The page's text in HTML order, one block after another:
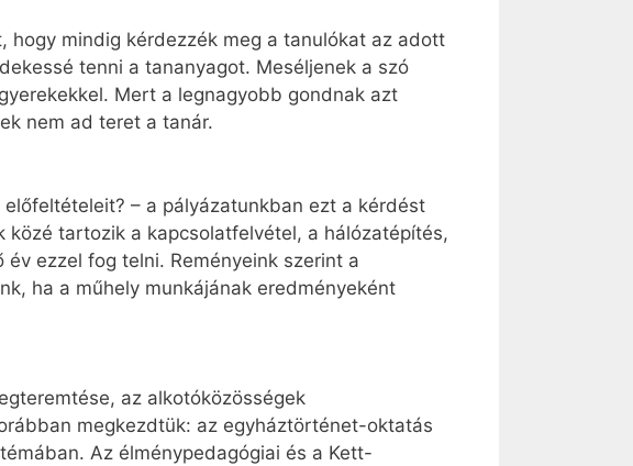
mindig kérdezzék meg a tanulókat az adott
tenni a tananyagot. Meséljenek a szó
Mert a legnagyobb gondnak azt
nem ad teret a tanár.
– a pályázatunkban ezt a kérdést
tartozik a kapcsolatfelvétel, a hálózatépítés,
ezzel fog telni. Reményeink szerint a
ha a műhely munkájának eredményeként
az alkotóközösségek
megkezdtük: az egyháztörténet-oktatás
Az élménypedagógiai és a Kett-